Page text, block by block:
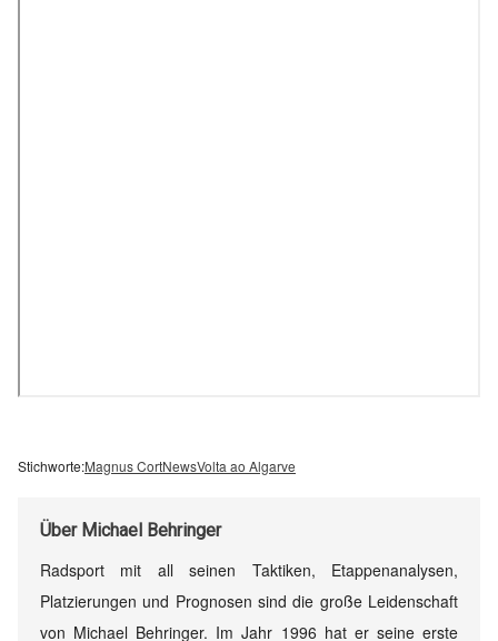
Stichworte:Magnus CortNewsVolta ao Algarve
Über Michael Behringer
Radsport mit all seinen Taktiken, Etappenanalysen,
Platzierungen und Prognosen sind die große Leidenschaft
von Michael Behringer. Im Jahr 1996 hat er seine erste